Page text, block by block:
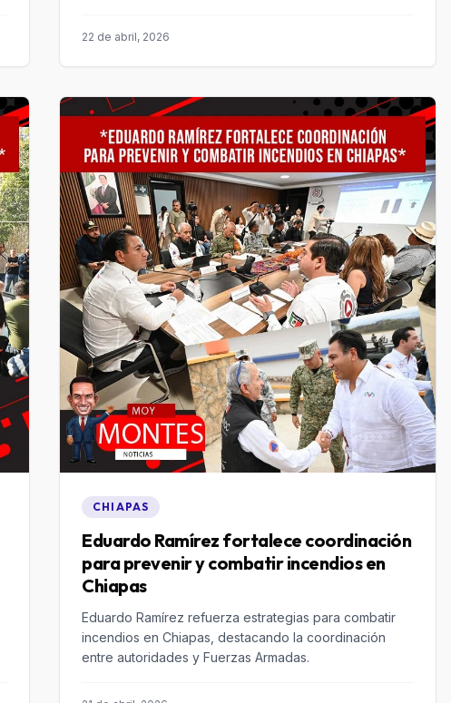
22 de abril, 2026
CHIAPAS
Eduardo Ramírez fortalece coordinación
para prevenir y combatir incendios en
Chiapas
Eduardo Ramírez refuerza estrategias para combatir
incendios en Chiapas, destacando la coordinación
entre autoridades y Fuerzas Armadas.